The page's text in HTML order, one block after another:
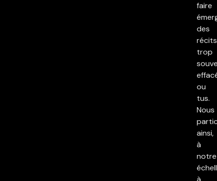
faire
des
récits
trop
ou
tus.
Nous
ainsi,
à
notre